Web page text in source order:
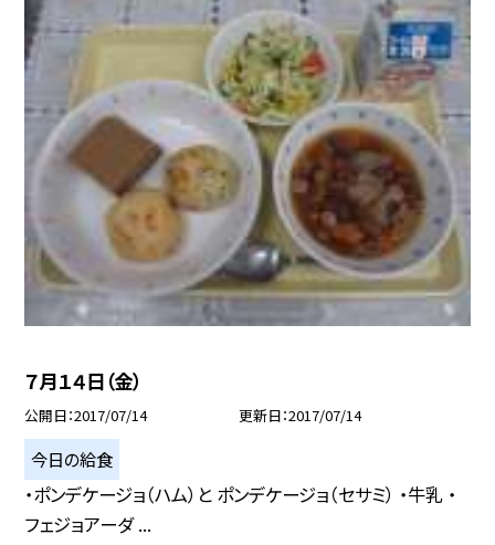
７月１４日（金）
公開日 2017/07/14 更新日 2017/07/14
今日の給食
・ポンデケージョ（ハム）と ポンデケージョ（セサミ） ・牛乳 ・
フェジョアーダ ...